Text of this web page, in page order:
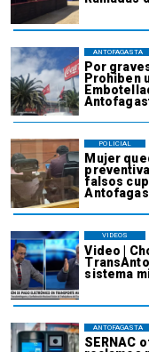
Por
Prohiben
ANTOFAGASTA
Mujer
falsos
POLICIAL
Video |
sistema
VIDEOS
SERNAC
ANTOFAGASTA